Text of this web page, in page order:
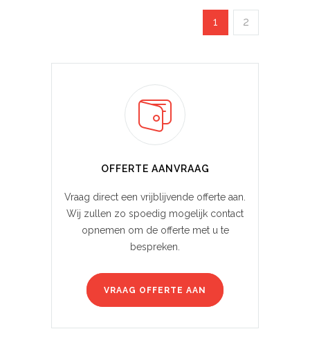
1 2
OFFERTE AANVRAAG
Vraag direct een vrijblijvende offerte aan.
Wij zullen zo spoedig mogelijk contact
opnemen om de offerte met u te
bespreken.
VRAAG OFFERTE AAN